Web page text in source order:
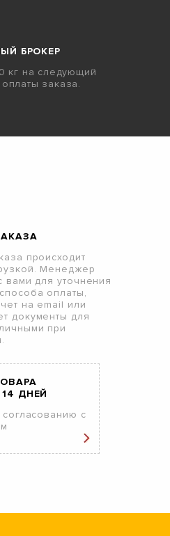
БРОКЕР
кг на следующий
заказа.
происходит
Менеджер
вами для уточнения
оплаты,
на email или
документы для
при
ДНЕЙ
с